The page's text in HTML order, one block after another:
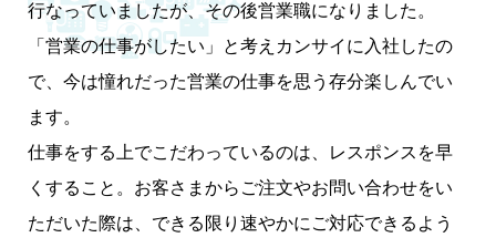
行なっていましたが、その後営業職になりました。
「営業の仕事がしたい」と考えカンサイに入社したの
で、今は憧れだった営業の仕事を思う存分楽しんでい
ます。
仕事をする上でこだわっているのは、レスポンスを早
くすること。お客さまからご注文やお問い合わせをい
ただいた際は、できる限り速やかにご対応できるよう